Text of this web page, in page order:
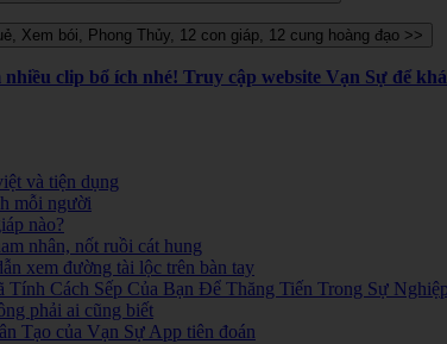
clip bổ ích nhé! Truy cập website Vạn Sự để
và tiện dụng
mỗi người
nào?
nhân, nốt ruồi cát hung
xem đường tài lộc trên bàn tay
Cách Sếp Của Bạn Để Thăng Tiến Trong Sự Nghiệp
phải ai cũng biết
Tạo của Vạn Sự App tiên đoán